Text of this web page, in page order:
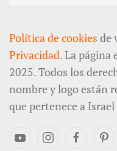
Política de cookies de
Privacidad. La página
2025. Todos los
nombre y logo están
que pertenece a Israel